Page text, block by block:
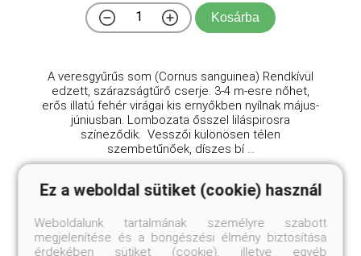
Kosárba
A veresgyűrűs som (Cornus sanguinea) Rendkívül
edzett, szárazságtűrő cserje. 3-4 m-esre nőhet,
erős illatú fehér virágai kis ernyőkben nyílnak május-
júniusban. Lombozata ősszel liláspirosra
színeződik. Vesszői különösen télen
szembetűnőek, díszes bí ...
Ez a weboldal sütiket (cookie) használ
Weboldalunk tartalmának személyre szabott
megjelenítése és a böngészési élmény biztosítása
érdekében sütiket (cookie), illetve egyéb